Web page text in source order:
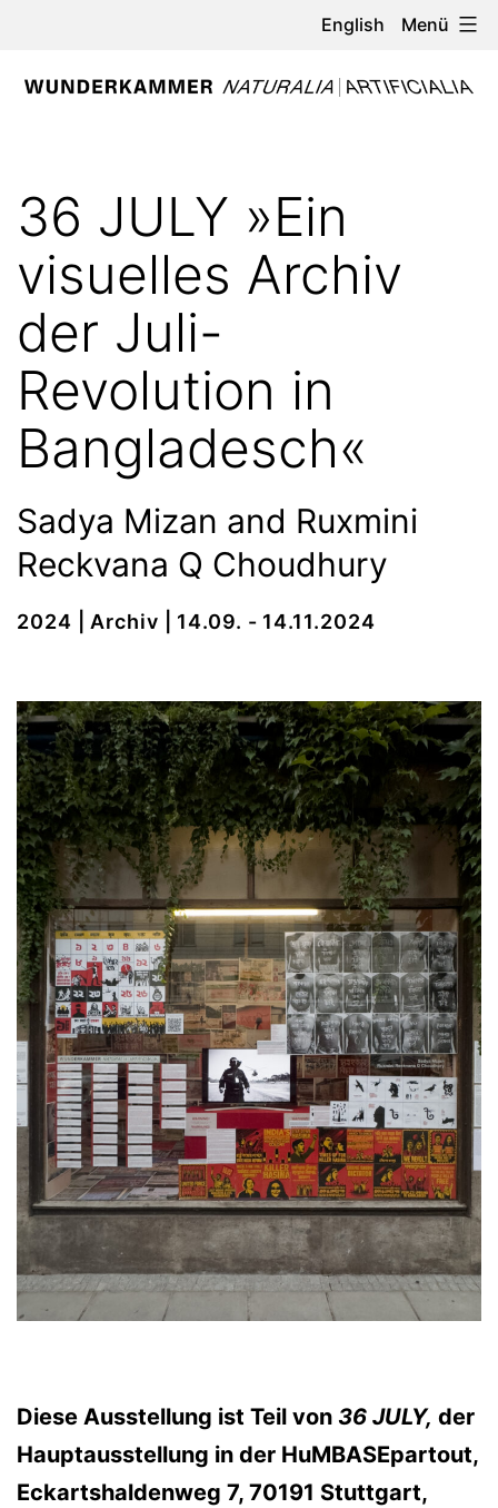
springen
NATURALIA
ARTIFICIALIA
English Menü
36 JULY »Ein
visuelles Archiv
der Juli-
Revolution in
Bangladesch«
Sadya Mizan and Ruxmini
Reckvana Q Choudhury
2024 | Archiv | 14.09. - 14.11.2024
Diese Ausstellung ist Teil von 36 JULY, der
Hauptausstellung in der HuMBASEpartout,
Eckartshaldenweg 7, 70191 Stuttgart,